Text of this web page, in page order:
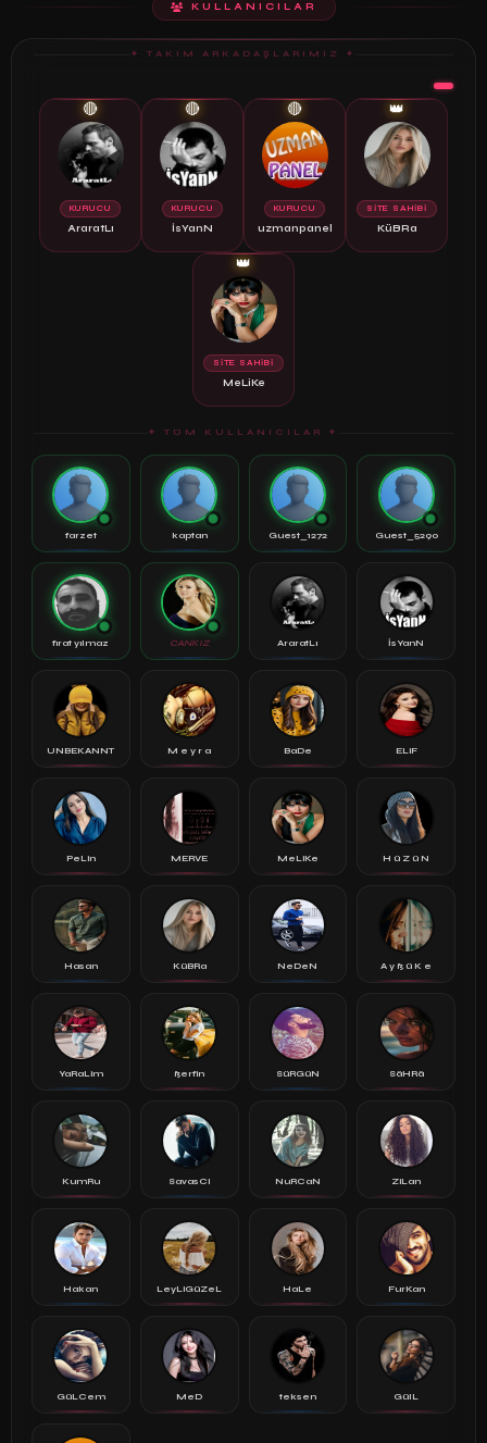
KULLANICILAR
✦ TAKIM ARKADAŞLARIMIZ ✦
🔴
KURUCU
AraratLı
🔴
KURUCU
İsYanN
🔴
KURUCU
uzmanpanel
👑
SİTE SAHİBİ
KüBRa
👑
SİTE SAHİBİ
MeLiKe
✦ TÜM KULLANICILAR ✦
farzet kaptan Guest_1272 Guest_5290
fırat yılmaz CANKIZ AraratLı İsYanN
UNBEKANNT M e y r a BaDe ELiF
PeLin MERVE MeLiKe H ü Z ü N
Hasan KüBRa NeDeN A y ß ü K e
YaRaLim ßerfin SüRGüN SäHRä
KumRu SavasCi NuRCaN ZiLan
Hakan LeyLiGüZeL HaLe FurKan
GüLCem MeD teksen GülL